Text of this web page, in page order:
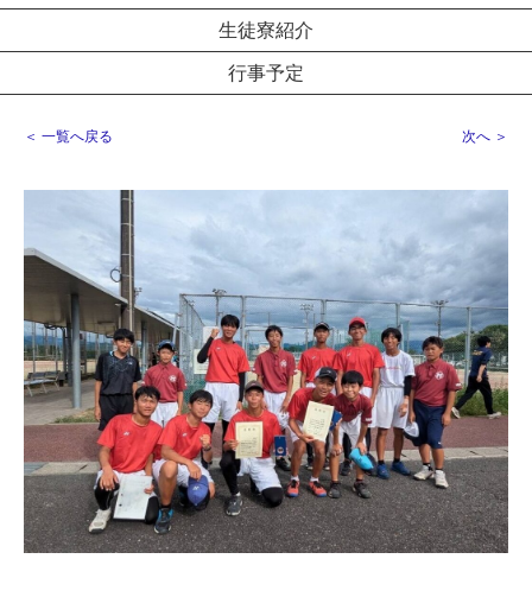
生徒寮紹介
行事予定
＜ 一覧へ戻る 次へ ＞